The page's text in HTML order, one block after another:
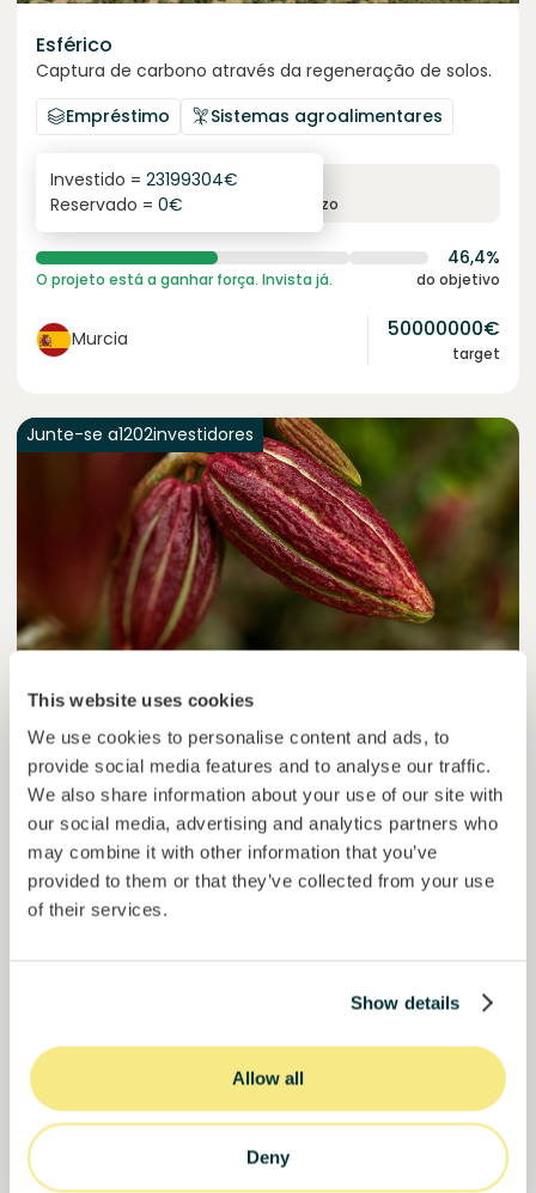
This website uses cookies
We use cookies to personalise content and ads, to
provide social media features and to analyse our traffic.
We also share information about your use of our site with
our social media, advertising and analytics partners who
may combine it with other information that you’ve
provided to them or that they’ve collected from your use
of their services.
Show details
Allow all
Deny
Esférico
Captura de carbono através da regeneração de solos.
Empréstimo
Sistemas agroalimentares
6.3%
juro anual prazo
Investido = 23199304€
Reservado = 0€
46,4%
O projeto está a ganhar força. Invista já. do objetivo
Murcia 50000000€
target
Junte-se a1202investidores
Cacau certificado para comunidades resilientes.
Empréstimo
Sistemas agroalimentares
6.1 %
juro anual
6
prazo
Investido = 17876116€
Reservado = 0 €
30000000€
Financiado